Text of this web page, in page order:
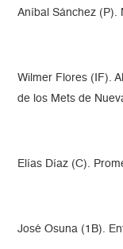
Aníbal Sánchez (P).
Wilmer Flores (IF).
de los Mets de
Elías Díaz (C).
José Osuna (1B).